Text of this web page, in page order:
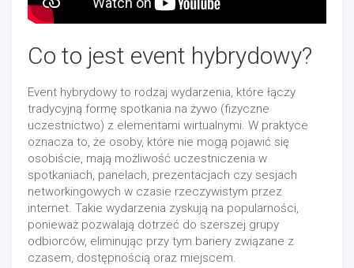
Co to jest event hybrydowy?
Event hybrydowy to rodzaj wydarzenia, które łączy
tradycyjną formę spotkania na żywo (fizyczne
uczestnictwo) z elementami wirtualnymi. W praktyce
oznacza to, że osoby, które nie mogą pojawić się
osobiście, mają możliwość uczestniczenia w
spotkaniach, panelach, prezentacjach czy sesjach
networkingowych w czasie rzeczywistym przez
internet. Takie wydarzenia zyskują na popularności,
ponieważ pozwalają dotrzeć do szerszej grupy
odbiorców, eliminując przy tym bariery związane z
czasem, dostępnością oraz miejscem.